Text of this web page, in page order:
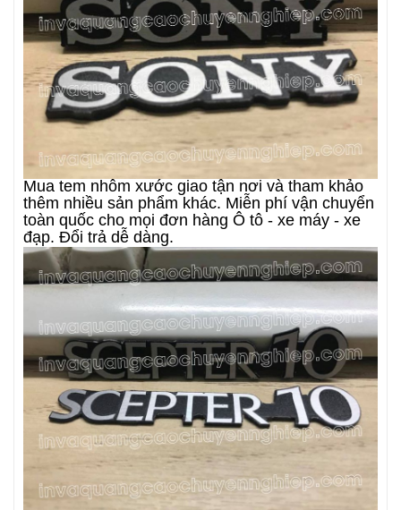
Mua tem nhôm xước giao tận nơi và tham khảo
thêm nhiều sản phẩm khác. Miễn phí vận chuyển
toàn quốc cho mọi đơn hàng Ô tô - xe máy - xe
đạp. Đổi trả dễ dàng.